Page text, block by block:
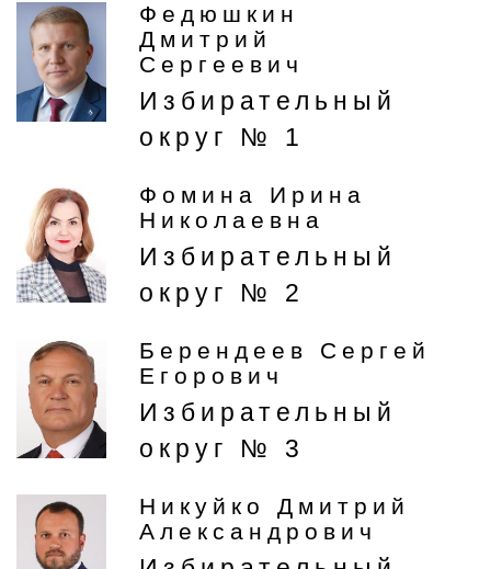
Федюшкин
Дмитрий
Сергеевич
Избирательный
округ № 1
Фомина Ирина
Николаевна
Избирательный
округ № 2
Берендеев Сергей
Егорович
Избирательный
округ № 3
Никуйко Дмитрий
Александрович